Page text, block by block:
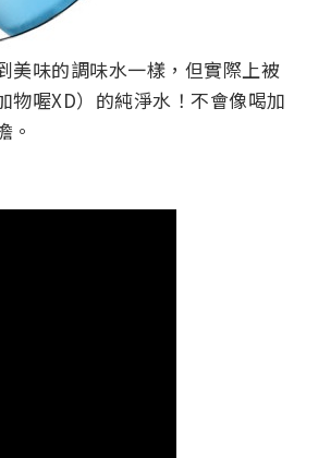
美味的調味水一樣，但實際上被
喔XD）的純淨水！不會像喝加
。